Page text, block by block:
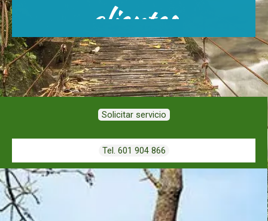
clientes
Solicitar servicio
Tel. 601 904 866